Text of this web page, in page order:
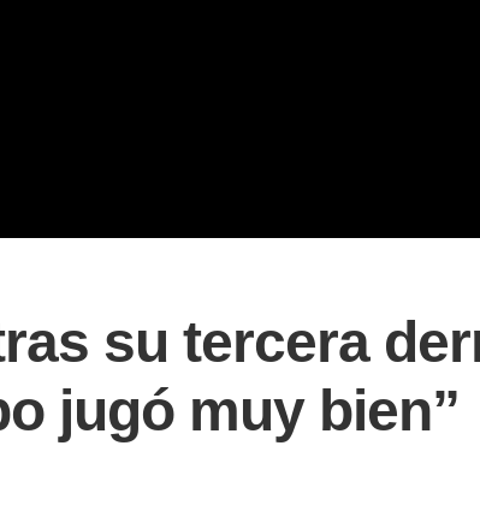
su tercera
jugó muy bien”